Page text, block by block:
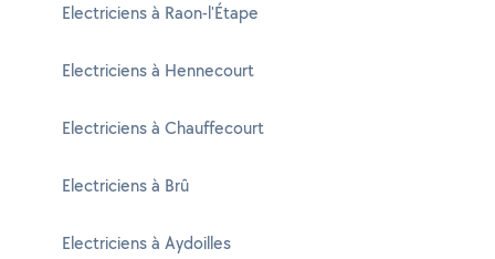
Electriciens à Raon-l'Étape
Electriciens à Hennecourt
Electriciens à Chauffecourt
Electriciens à Brû
Electriciens à Aydoilles